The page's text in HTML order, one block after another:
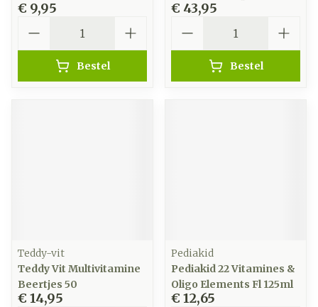
€ 9,95
Bestel
€ 43,95
Bestel
Teddy-vit
Teddy Vit Multivitamine
Beertjes 50
€ 14,95
Pediakid
Pediakid 22 Vitamines &
Oligo Elements Fl 125ml
€ 12,65